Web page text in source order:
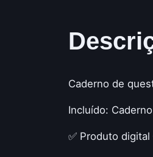
Caderno de
Incluído:
✅ Produto